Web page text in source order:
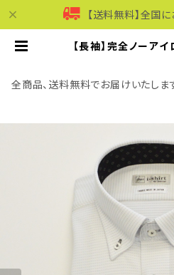
【送料無料】全国
【長袖】完全ノー
ジネス dhw398a-bd-12
| モリワンワールドオ
全商品、送料無料でお届けいたします